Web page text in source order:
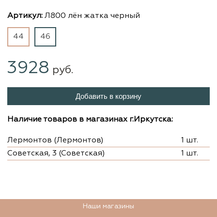
Артикул: Л800 лён жатка черный
44 46
3928 руб.
Добавить в корзину
Наличие товаров в магазинах г.Иркутска:
Лермонтов (Лермонтов)
1 шт.
Советская, 3 (Советская)
1 шт.
Наши магазины